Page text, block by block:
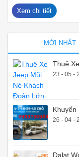
Xem chi tiết
MỚI NHẤT
Thuê
23 - 05 -
Khuyến
26 - 04 -
Dalat